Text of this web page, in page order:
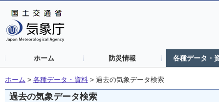
ホーム 防災情報 各種データ・
ホーム > 各種データ・資料 > 過去の気象データ検索
過去の気象データ検索